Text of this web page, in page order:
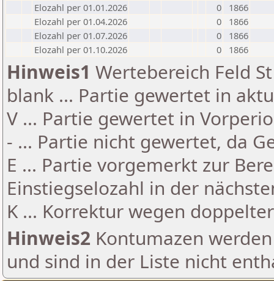
Elozahl per 01.01.2026
0
1866
Elozahl per 01.04.2026
0
1866
Elozahl per 01.07.2026
0
1866
Elozahl per 01.10.2026
0 1866
Hinweis1 Wertebereich Feld
blank ... Partie gewertet in
V ... Partie gewertet in
- ... Partie nicht gewertet, da
E ... Partie vorgemerkt zur
Einstiegselozahl in der
K ... Korrektur wegen
Hinweis2 Kontumazen
und sind in der Liste nicht